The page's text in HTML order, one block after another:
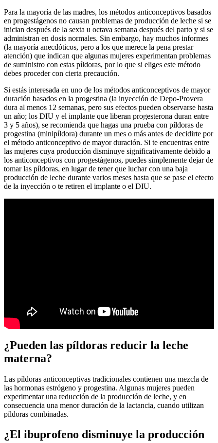
Para la mayoría de las madres, los métodos anticonceptivos basados
en progestágenos no causan problemas de producción de leche si se
inician después de la sexta u octava semana después del parto y si se
administran en dosis normales. Sin embargo, hay muchos informes
(la mayoría anecdóticos, pero a los que merece la pena prestar
atención) que indican que algunas mujeres experimentan problemas
de suministro con estas píldoras, por lo que si eliges este método
debes proceder con cierta precaución.
Si estás interesada en uno de los métodos anticonceptivos de mayor
duración basados en la progestina (la inyección de Depo-Provera
dura al menos 12 semanas, pero sus efectos pueden observarse hasta
un año; los DIU y el implante que liberan progesterona duran entre
3 y 5 años), se recomienda que hagas una prueba con píldoras de
progestina (minipíldora) durante un mes o más antes de decidirte por
el método anticonceptivo de mayor duración. Si te encuentras entre
las mujeres cuya producción disminuye significativamente debido a
los anticonceptivos con progestágenos, puedes simplemente dejar de
tomar las píldoras, en lugar de tener que luchar con una baja
producción de leche durante varios meses hasta que se pase el efecto
de la inyección o te retiren el implante o el DIU.
¿Pueden las píldoras reducir la leche
materna?
Las píldoras anticonceptivas tradicionales contienen una mezcla de
las hormonas estrógeno y progestina. Algunas mujeres pueden
experimentar una reducción de la producción de leche, y en
consecuencia una menor duración de la lactancia, cuando utilizan
píldoras combinadas.
¿El ibuprofeno disminuye la producción